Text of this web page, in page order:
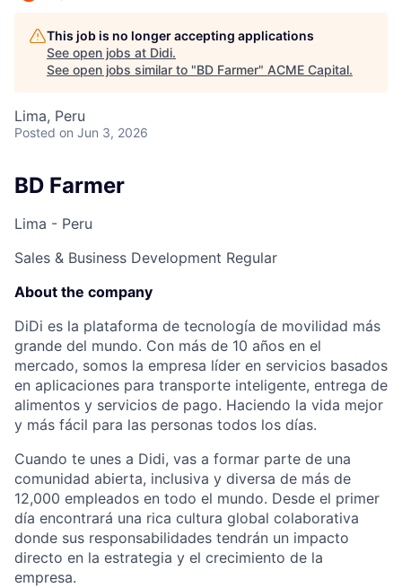
ACME Homepage
This job is no longer accepting applications
See open jobs at Didi.
See open jobs similar to "BD Farmer" ACME Capital.
Lima, Peru
Posted on Jun 3, 2026
BD Farmer
Lima - Peru
Sales & Business Development Regular
About the company
DiDi es la plataforma de tecnología de movilidad más
grande del mundo. Con más de 10 años en el
mercado, somos la empresa líder en servicios basados
en aplicaciones para transporte inteligente, entrega de
alimentos y servicios de pago. Haciendo la vida mejor
y más fácil para las personas todos los días.
Cuando te unes a Didi, vas a formar parte de una
comunidad abierta, inclusiva y diversa de más de
12,000 empleados en todo el mundo. Desde el primer
día encontrará una rica cultura global colaborativa
donde sus responsabilidades tendrán un impacto
directo en la estrategia y el crecimiento de la
empresa.